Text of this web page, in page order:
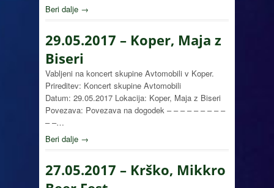
Beri dalje →
29.05.2017 – Koper, Maja z
Biseri
Vabljeni na koncert skupine Avtomobili v Koper.
Prireditev: Koncert skupine Avtomobili
Datum: 29.05.2017 Lokacija: Koper, Maja z Biseri
Povezava: Povezava na dogodek – – – – – – – – –
– –…
Beri dalje →
27.05.2017 – Krško, Mikkro